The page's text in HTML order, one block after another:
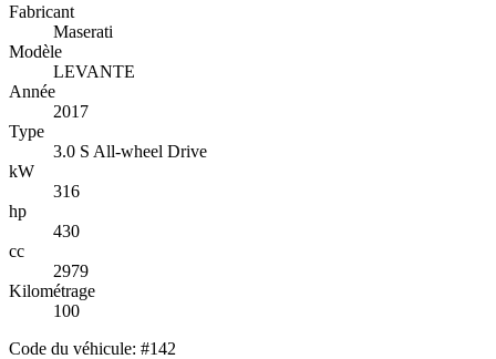
Fabricant
Maserati
Modèle
LEVANTE
Année
2017
Type
3.0 S All-wheel Drive
kW
316
hp
430
cc
2979
Kilométrage
100
Code du véhicule: #142